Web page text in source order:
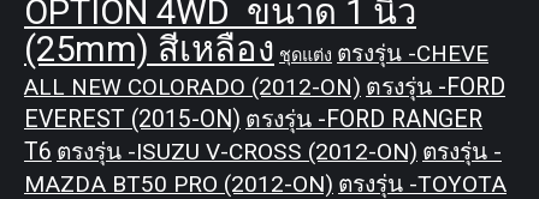
OPTION 4WD ขนาด 1 นิ้ว
(25mm) สีเหลือง ชุดแต่ง ตรงรุ่น -CHEVE
ALL NEW COLORADO (2012-ON) ตรงรุ่น -FORD
EVEREST (2015-ON) ตรงรุ่น -FORD RANGER
T6 ตรงรุ่น -ISUZU V-CROSS (2012-ON) ตรงรุ่น -
MAZDA BT50 PRO (2012-ON) ตรงรุ่น -TOYOTA